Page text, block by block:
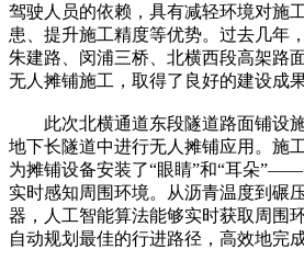
驾驶人员的依赖，具有减轻环境对施
患、提升施工精度等优势。过去几年
朱建路、闵浦三桥、北横西段高架路
无人摊铺施工，取得了良好的建设成果
此次北横通道东段隧道路面铺设
地下长隧道中进行无人摊铺应用。施
为摊铺设备安装了“眼睛”和“耳朵”——
实时感知周围环境。从沥青温度到碾
器，人工智能算法能够实时获取周围
自动规划最佳的行进路径，高效地完